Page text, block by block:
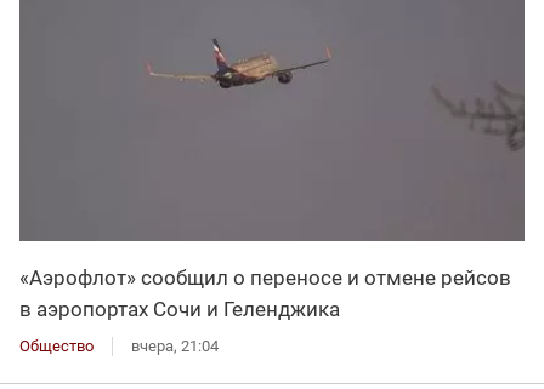
«Аэрофлот» сообщил о переносе и отмене рейсов
в аэропортах Сочи и Геленджика
Общество вчера, 21:04